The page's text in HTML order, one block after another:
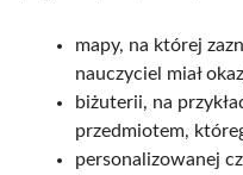
mapy, na której
nauczyciel miał
biżuterii, na
przedmiotem,
personalizowanej